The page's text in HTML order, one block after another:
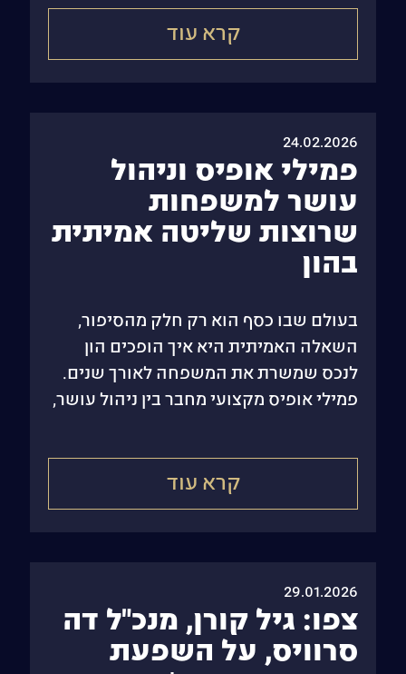
קרא עוד
24.02.2026
פמילי אופיס וניהול
עושר למשפחות
שרוצות שליטה אמיתית
בהון
בעולם שבו כסף הוא רק חלק מהסיפור,
השאלה האמיתית היא איך הופכים הון
לנכס שמשרת את המשפחה לאורך שנים.
פמילי אופיס מקצועי מחבר בין ניהול עושר,
קרא עוד
29.01.2026
צפו: גיל קורן, מנכ"ל דה
סרוויס, על השפעת